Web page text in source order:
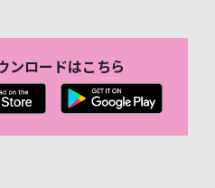
ンロードはこちら